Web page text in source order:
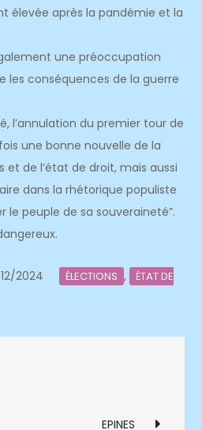
élevée après la pandémie et la
une préoccupation
les conséquences de la guerre
l’annulation du premier tour de
une bonne nouvelle de la
et de l’état de droit, mais aussi
dans la rhétorique populiste
le peuple de sa souveraineté”.
2024 ÉLECTIONS ,
ÉTAT DE
EPINES